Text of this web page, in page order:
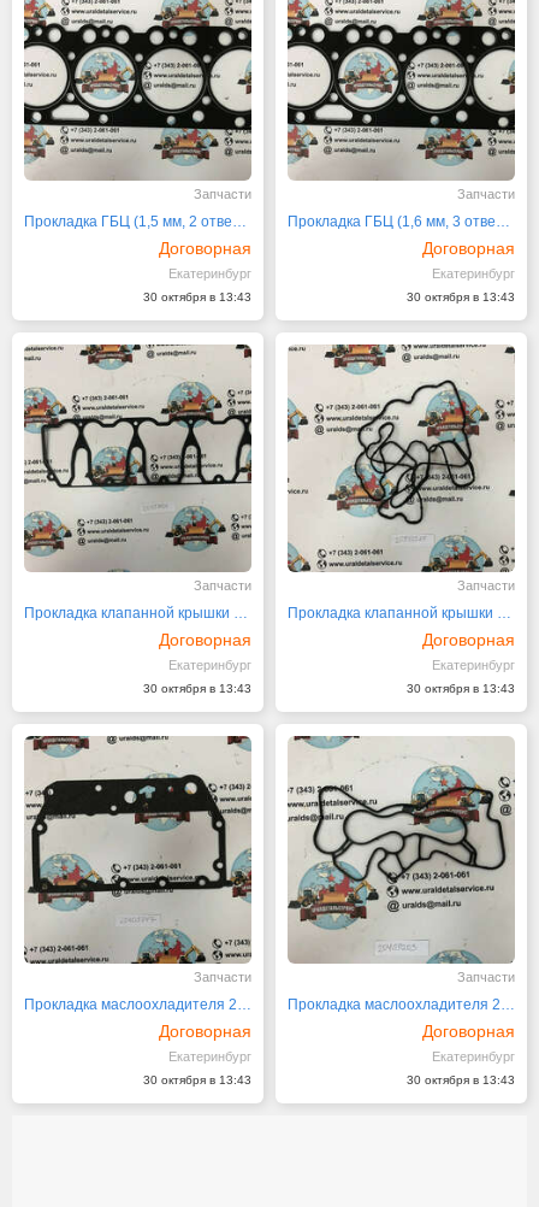
Запчасти
Прокладка ГБЦ (1,5 мм, 2 отвертия) 20970720
Договорная
Екатеринбург
30 октября в 13:43
Запчасти
Прокладка ГБЦ (1,6 мм, 3 отвертия) 20970725
Договорная
Екатеринбург
30 октября в 13:43
Запчасти
Прокладка клапанной крышки 20558924
Договорная
Екатеринбург
30 октября в 13:43
Запчасти
Прокладка клапанной крышки 20972267
Договорная
Екатеринбург
30 октября в 13:43
Запчасти
Прокладка маслоохладителя 20405747
Договорная
Екатеринбург
30 октября в 13:43
Запчасти
Прокладка маслоохладителя 20459203
Договорная
Екатеринбург
30 октября в 13:43